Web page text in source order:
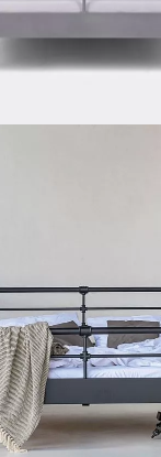
(DE)
NODUS
4-5 Wochen | vsl. 3.